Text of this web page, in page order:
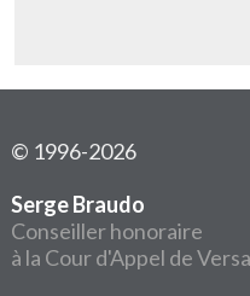
© 1996-2026
Serge Braudo
Conseiller honoraire
à la Cour d'Appel de